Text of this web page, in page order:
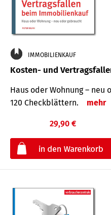
IMMOBILIENKAUF
Kosten- und
Haus oder Wohnung –
120 Check­blättern.
mehr
29,90 €